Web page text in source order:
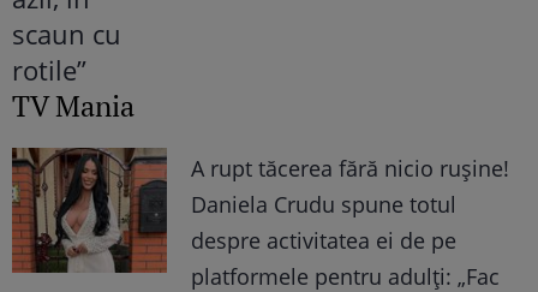
TV Mania
A rupt tăcerea fără nicio rușine!
Daniela Crudu spune totul
despre activitatea ei de pe
platformele pentru adulți: „Fac